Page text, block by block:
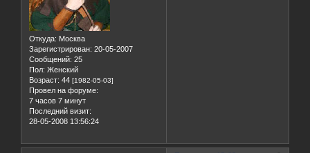
Откуда: Москва
Зарегистрирован: 20-05-2007
Сообщений: 25
Пол: Женский
Возраст: 44 [1982-05-03]
Провел на форуме:
7 часов 7 минут
Последний визит:
28-05-2008 13:56:24